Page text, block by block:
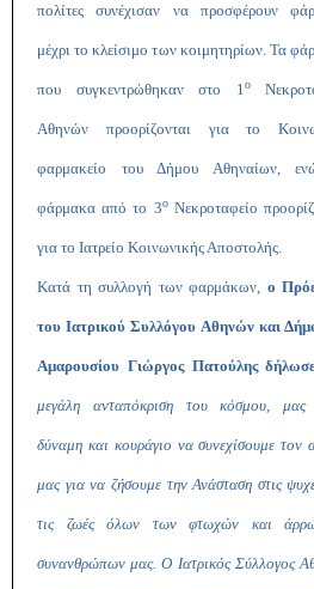
πολίτες συνέχισαν να προσφέρουν
μέχρι το κλείσιμο των κοιμητηρίων. Τα
που συγκεντρώθηκαν στο 1ο
Αθηνών προορίζονται για το
φαρμακείο του Δήμου Αθηναίων,
φάρμακα από το 3οΝεκροταφείο
για το Ιατρείο Κοινωνικής Αποστολής.
Κατά τη συλλογή των φαρμάκων, ο
του Ιατρικού Συλλόγου Αθηνών και
Αμαρουσίου Γιώργος Πατούλης
μεγάλη ανταπόκριση του κόσμου, μας
δύναμη και κουράγιο να συνεχίσουμε τον
μας για να ζήσουμε την Ανάσταση στις
τις ζωές όλων των φτωχών και
συνανθρώπων μας. Ο Ιατρικός Σύλλογος